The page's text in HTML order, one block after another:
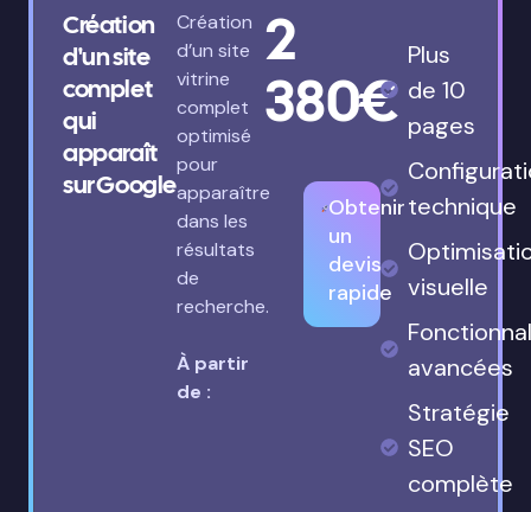
Création
d'un site
complet
qui
apparaît
sur Google
Création
d’un site
vitrine
complet
optimisé
pour
apparaître
dans les
résultats
de
recherche.
À partir
de :
2
380€
Obtenir
un
devis
rapide
Plus
de 10
pages
technique
visuelle
avancées
Stratégie
SEO
complète